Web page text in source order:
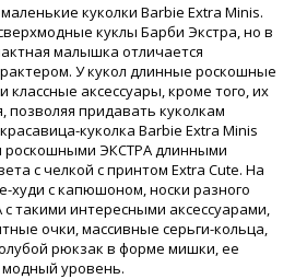
куколки Barbie Extra Minis.
куклы Барби Экстра, но в
малышка отличается
У кукол длинные роскошные
аксессуары, кроме того, их
позволяя придавать куколкам
куколка Barbie Extra Minis
роскошными ЭКСТРА длинными
с челкой с принтом Extra Cute. На
худи с капюшоном, носки разного
такими интересными аксессуарами,
очки, массивные серьги-кольца,
рюкзак в форме мишки, ее
уровень.